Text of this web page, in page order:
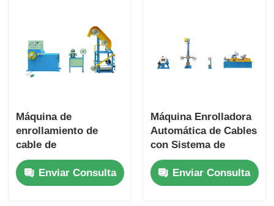
Máquina de
enrollamiento de
cable de
enrollamiento
continuo totalmente
automático 380V
Enviar Consulta
Máquina Enrolladora
Automática de Cables
con Sistema de
Control Inteligente
PLC Totalmente
Automática
Enviar Consulta